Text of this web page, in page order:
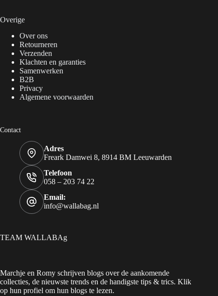
Overige
Over ons
Retourneren
Verzenden
Klachten en garanties
Samenwerken
B2B
Privacy
Algemene voorwaarden
Contact
Adres
Freark Damwei 8, 8914 BM Leeuwarden
Telefoon
058 – 203 74 22
Email:
info@wallabag.nl
TEAM WALLABAg
Marchje en Romy schrijven blogs over de aankomende
collecties, de nieuwste trends en de handigste tips & trics. Klik
op hun profiel om hun blogs te lezen.